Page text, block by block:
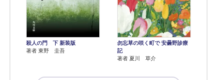
殺人の門 下 新装版
著者 東野 圭吾
勿忘草の咲く町で 安曇野診療
記
著者 夏川 草介